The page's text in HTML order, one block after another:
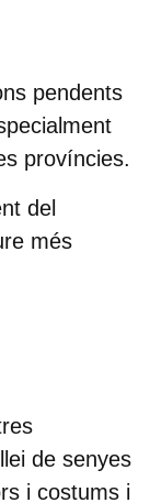
pendents
províncies.
del
més
de senyes
i costums i